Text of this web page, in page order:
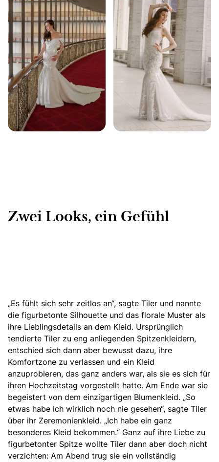
Zwei Looks, ein Gefühl
„Es fühlt sich sehr zeitlos an“, sagte Tiler und nannte
die figurbetonte Silhouette und das florale Muster als
ihre Lieblingsdetails an dem Kleid. Ursprünglich
tendierte Tiler zu eng anliegenden Spitzenkleidern,
entschied sich dann aber bewusst dazu, ihre
Komfortzone zu verlassen und ein Kleid
anzuprobieren, das ganz anders war, als sie es sich für
ihren Hochzeitstag vorgestellt hatte. Am Ende war sie
begeistert von dem einzigartigen Blumenkleid. „So
etwas habe ich wirklich noch nie gesehen“, sagte Tiler
über ihr Zeremonienkleid. „Ich habe ein ganz
besonderes Kleid bekommen.“ Ganz auf ihre Liebe zu
figurbetonter Spitze wollte Tiler dann aber doch nicht
verzichten: Am Abend trug sie ein vollständig